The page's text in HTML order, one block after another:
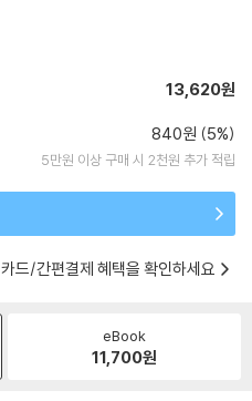
13,620원
840원 (5%)
5만원 이상 구매 시 2천원 추가 적립
카드/간편결제 혜택을 확인하세요
eBook
11,700원